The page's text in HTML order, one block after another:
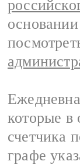
основании
которые в
счетчика
графе